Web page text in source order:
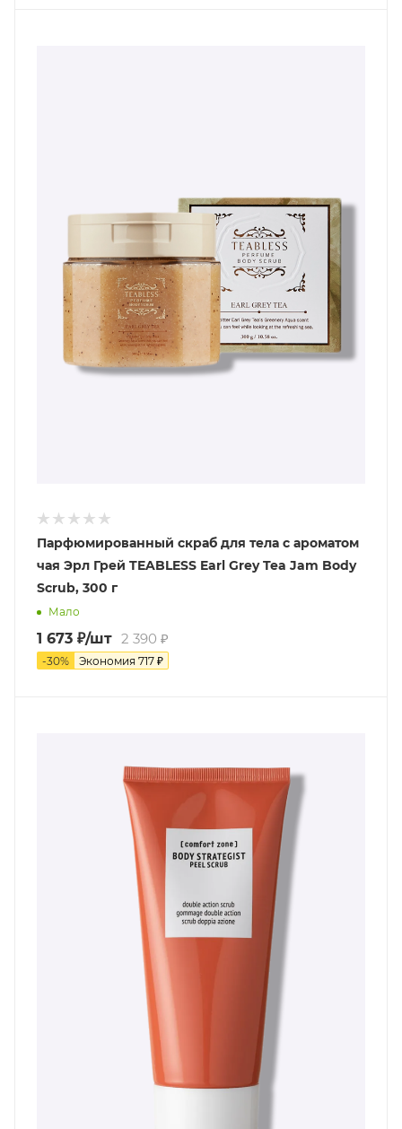
Парфюмированный скраб для тела с ароматом
чая Эрл Грей TEABLESS Earl Grey Tea Jam Body
Scrub, 300 г
Мало
1 673 ₽/шт 2 390 ₽
-30% Экономия 717 ₽